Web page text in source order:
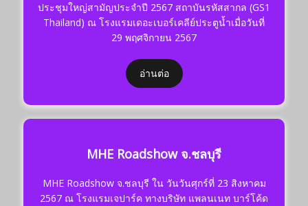
ประชุมใหญ่สามัญประจำปี 2567 สถาบันรหัสสากล (GS1
Thailand) ณ โรงแรมเดอะเบอร์เคลีย์ประตูน้ำเมื่อวันที่
29 พฤศจิกายน 2567
อ่านต่อ
MHE Roadshow จ.ชลบุรี
MHE Roadshow จ.ชลบุรี ใน วันวันศุกร์ที่ 23 สิงหาคม
2567 ณ โรงแรมเจปาร์ค ทางบริษัท แพลนเนท บาร์โค้ด